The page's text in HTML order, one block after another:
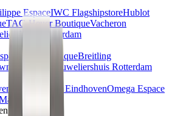
EspaceIWC FlagshipstoreHublot
TAG Heuer BoutiqueVacheron
Amsterdam
IWC BoutiqueBreitling
Boutique
Juweliershuis Rotterdam
Juweliershuis EindhovenOmega Espace